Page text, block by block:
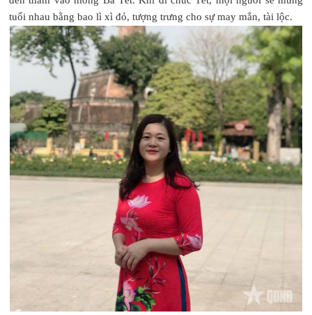
tuổi nhau bằng bao lì xì đỏ, tượng trưng cho sự may mắn, tài lộc.